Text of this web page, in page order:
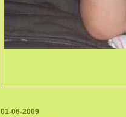
01-06-2009